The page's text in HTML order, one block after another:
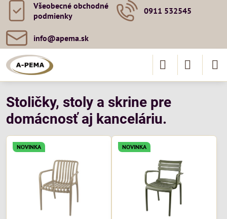
Všeobecné obchodné
podmienky
0911 532545
info​@apema​.sk
Stoličky, stoly a skrine pre
domácnosť aj kanceláriu.
NOVINKA NOVINKA